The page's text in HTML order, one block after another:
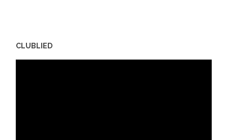
CLUBLIED